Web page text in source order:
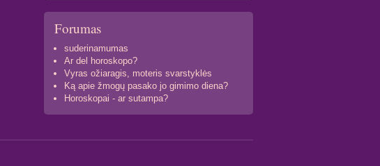
Forumas
suderinamumas
Ar del horoskopo?
Vyras ožiaragis, moteris svarstyklės
Ką apie žmogų pasako jo gimimo diena?
Horoskopai - ar sutampa?